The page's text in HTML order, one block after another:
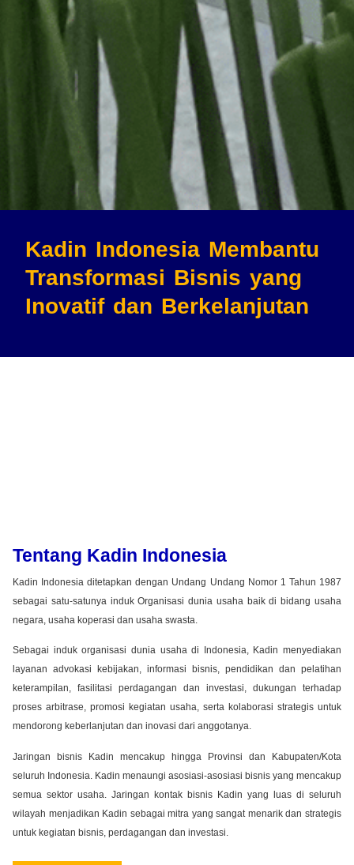
Kadin Indonesia Membantu
Transformasi Bisnis yang
Inovatif dan Berkelanjutan
Tentang Kadin Indonesia
Kadin Indonesia ditetapkan dengan Undang Undang Nomor 1 Tahun 1987
sebagai satu-satunya induk Organisasi dunia usaha baik di bidang usaha
negara, usaha koperasi dan usaha swasta.
Sebagai induk organisasi dunia usaha di Indonesia, Kadin menyediakan
layanan advokasi kebijakan, informasi bisnis, pendidikan dan pelatihan
keterampilan, fasilitasi perdagangan dan investasi, dukungan terhadap
proses arbitrase, promosi kegiatan usaha, serta kolaborasi strategis untuk
mendorong keberlanjutan dan inovasi dari anggotanya.
Jaringan bisnis Kadin mencakup hingga Provinsi dan Kabupaten/Kota
seluruh Indonesia. Kadin menaungi asosiasi-asosiasi bisnis yang mencakup
semua sektor usaha. Jaringan kontak bisnis Kadin yang luas di seluruh
wilayah menjadikan Kadin sebagai mitra yang sangat menarik dan strategis
untuk kegiatan bisnis, perdagangan dan investasi.